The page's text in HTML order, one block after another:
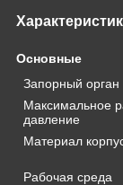
Основные
Запорный орган
Максимальное
давление
Материал
Рабочая среда